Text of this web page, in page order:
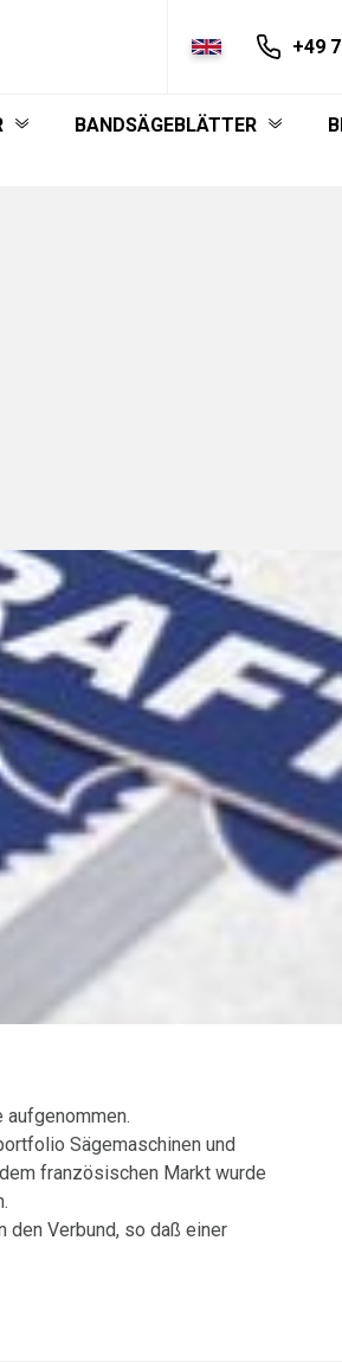
+49
BANDSÄGEBLÄTTER
aufgenommen.
Sägemaschinen und
französischen Markt wurde
den Verbund, so daß einer